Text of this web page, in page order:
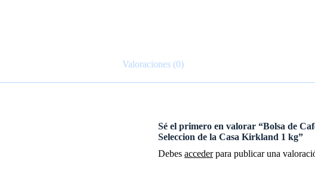
Valoraciones (0)
Sé el primero en valorar “Bolsa de
Seleccion de la Casa Kirkland 1 kg”
Debesaccederpara publicar una